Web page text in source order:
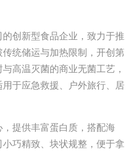
创新型食品企业，致力于推
统储运与加热限制，开创第
高温灭菌的商业无菌工艺，
于应急救援、户外旅行、居
提供丰富蛋白质，搭配海
巧精致、块状规整，便于拿